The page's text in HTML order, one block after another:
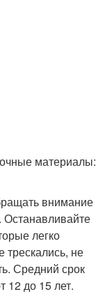
материалы:
внимание
Останавливайте
легко
трескались, не
Средний срок
12 до 15 лет.